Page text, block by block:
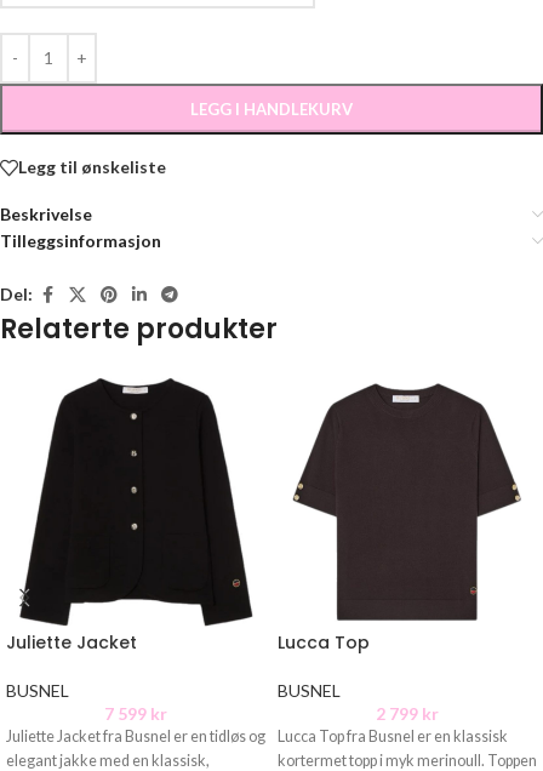
LEGG I HANDLEKURV
Legg til ønskeliste
Beskrivelse
Tilleggsinformasjon
Del:
Relaterte produkter
Juliette Jacket
BUSNEL
7 599 kr
Juliette Jacket fra Busnel er en tidløs og
elegant jakke med en klassisk,
Lucca Top
BUSNEL
2 799 kr
Lucca Top fra Busnel er en klassisk
kortermet topp i myk merinoull. Toppen